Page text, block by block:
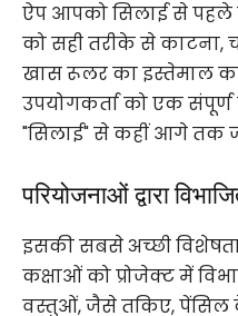
ऐप आपको सिलाई से पहले
को सही तरीके से
खास रूलर का इस्तेमाल
उपयोगकर्ता को एक संपूर्ण
"सिलाई" से कहीं आगे तक
परियोजनाओं द्वारा
इसकी सबसे अच्छी
कक्षाओं को प्रोजेक्ट में
वस्तुओं, जैसे तकिए, पेंसिल